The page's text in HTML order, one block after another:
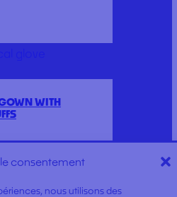
consentement
nous utilisons des
WITH